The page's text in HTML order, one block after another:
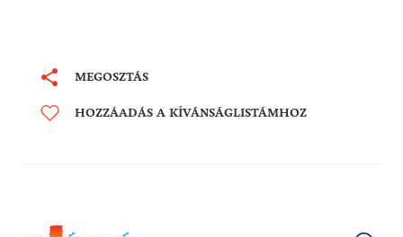
MEGOSZTÁS
HOZZÁADÁS A KÍVÁNSÁGLISTÁMHOZ